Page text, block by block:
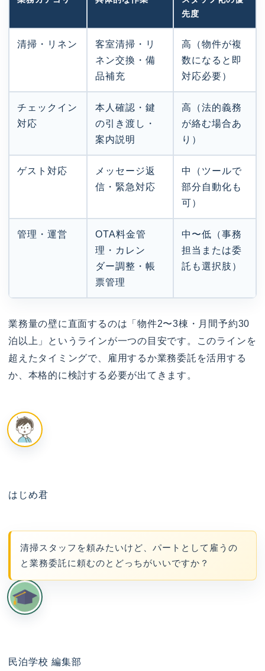
先度
清掃・リネン
客室清掃・リ
ネン交換・備
品補充
高（物件が複
数になると即
対応必要）
チェックイン
対応
本人確認・鍵
の引き渡し・
案内説明
高（法的義務
が絡む場合あ
り）
ゲスト対応
メッセージ返
信・緊急対応
中（ツールで
部分自動化も
可）
管理・運営
OTA料金管
理・カレン
ダー調整・帳
票管理
中〜低（事務
担当または委
託も選択肢）
業務量の壁に直面するのは「物件2〜3棟・月間予約30
泊以上」というラインが一つの目安です。このラインを
超えたタイミングで、雇用するか業務委託を活用する
か、本格的に検討する必要が出てきます。
はじめ君
清掃スタッフを頼みたいけど、パートとして雇うの
と業務委託に頼むのとどっちがいいですか？
民泊学校 編集部